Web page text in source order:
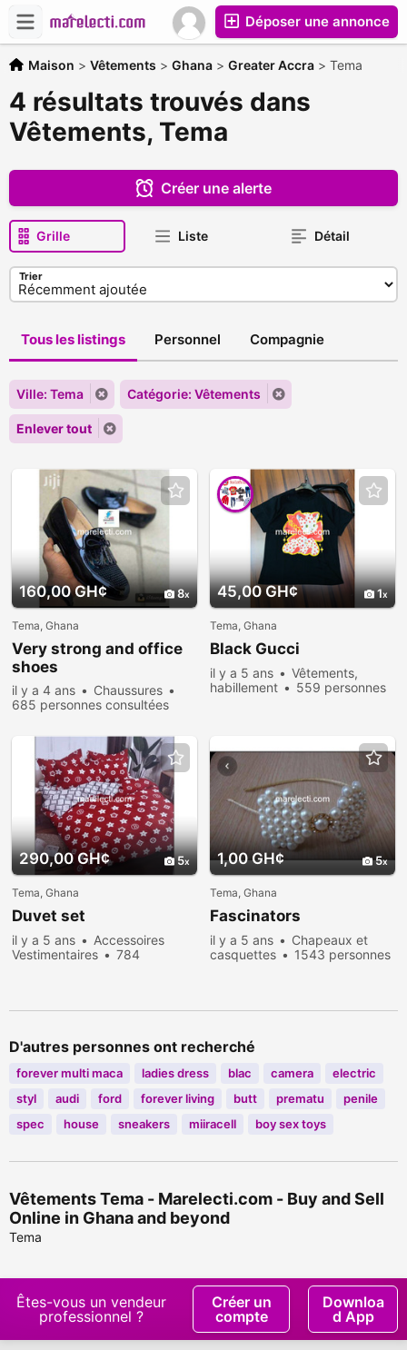
Déposer une annonce
Maison > Vêtements > Ghana > Greater Accra > Tema
4 résultats trouvés dans
Vêtements, Tema
Créer une alerte
Grille Liste Détail
Trier
Tous les listings Personnel Compagnie
Ville: Tema Catégorie: Vêtements
Enlever tout
160,00 GH¢ 8
Tema, Ghana
Very strong and office
shoes
il y a 4 ans
Chaussures
685 personnes consultées
45,00 GH¢ 1
Tema, Ghana
Black Gucci
il y a 5 ans
Vêtements,
habillement
559 personnes
290,00 GH¢ 5
Tema, Ghana
Duvet set
il y a 5 ans
Accessoires
Vestimentaires
784
1,00 GH¢ 5
Tema, Ghana
Fascinators
il y a 5 ans
Chapeaux et
casquettes
1543 personnes
D'autres personnes ont recherché
forever multi maca ladies dress blac camera
electric
styl
audi ford forever living butt prematu
penile
spec
house sneakers miiracell boy sex toys
Vêtements Tema - Marelecti.com - Buy and Sell
Online in Ghana and beyond
Tema
Êtes-vous un vendeur
professionnel ?
Créer un
compte
Downloa
d App